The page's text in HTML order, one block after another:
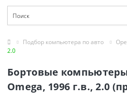
Подбор компьютера по авто
2.0
Бортовые
Omega, 1996 г.в., 2.0